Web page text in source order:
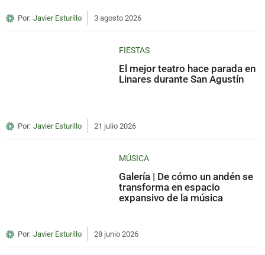
Por: Javier Esturillo 3 agosto 2026
FIESTAS
El mejor teatro hace parada en
Linares durante San Agustín
Por: Javier Esturillo 21 julio 2026
MÚSICA
Galería | De cómo un andén se
transforma en espacio
expansivo de la música
Por: Javier Esturillo 28 junio 2026